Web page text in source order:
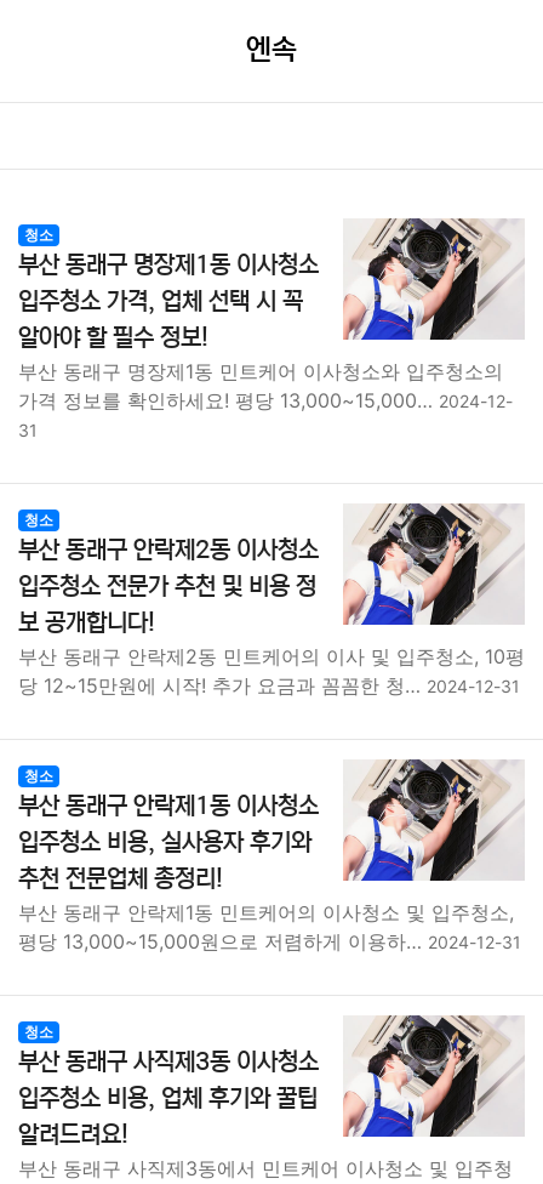
엔속
청소
부산 동래구 명장제1동 이사청소
입주청소 가격, 업체 선택 시 꼭
알아야 할 필수 정보!
부산 동래구 명장제1동 민트케어 이사청소와 입주청소의
가격 정보를 확인하세요! 평당 13,000~15,000… 2024-12-
31
청소
부산 동래구 안락제2동 이사청소
입주청소 전문가 추천 및 비용 정
보 공개합니다!
부산 동래구 안락제2동 민트케어의 이사 및 입주청소, 10평
당 12~15만원에 시작! 추가 요금과 꼼꼼한 청… 2024-12-31
청소
부산 동래구 안락제1동 이사청소
입주청소 비용, 실사용자 후기와
추천 전문업체 총정리!
부산 동래구 안락제1동 민트케어의 이사청소 및 입주청소,
평당 13,000~15,000원으로 저렴하게 이용하… 2024-12-31
청소
부산 동래구 사직제3동 이사청소
입주청소 비용, 업체 후기와 꿀팁
알려드려요!
부산 동래구 사직제3동에서 민트케어 이사청소 및 입주청